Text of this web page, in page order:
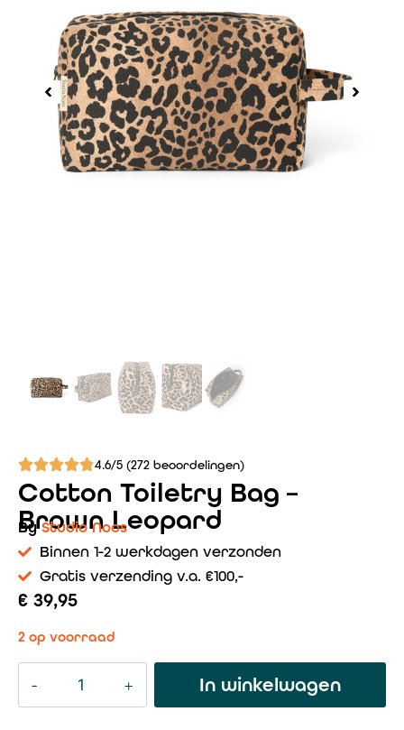
4.6/5 (272 beoordelingen)
Cotton Toiletry Bag –
Brown Leopard
ByStudio Noos
Binnen 1-2 werkdagen verzonden
Gratis verzending v.a. €100,-
€ 39,95
2 op voorraad
In winkelwagen